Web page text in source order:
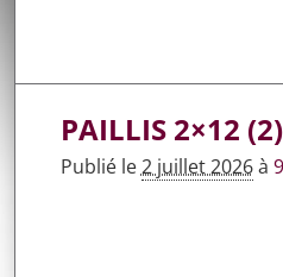
PAILLIS 2×12 (2)
Publié le2 juillet 2026à